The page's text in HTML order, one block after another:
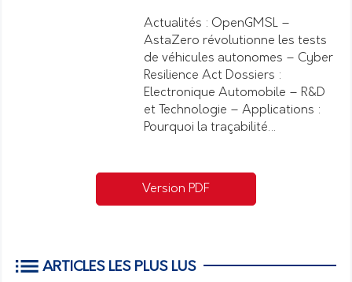
Actualités : OpenGMSL –
AstaZero révolutionne les tests
de véhicules autonomes – Cyber
Resilience Act Dossiers :
Electronique Automobile – R&D
et Technologie – Applications :
Pourquoi la traçabilité…
Version PDF
ARTICLES LES PLUS LUS